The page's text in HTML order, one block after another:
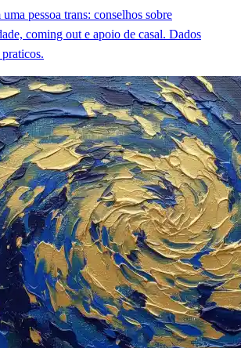
pessoa trans: conselhos sobre
coming out e apoio de casal. Dados